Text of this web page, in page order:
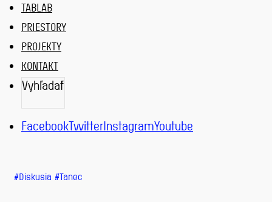
TABLAB
PRIESTORY
PROJEKTY
KONTAKT
Vyhľadať
FacebookTwitterInstagramYoutube
Diskusia Tanec